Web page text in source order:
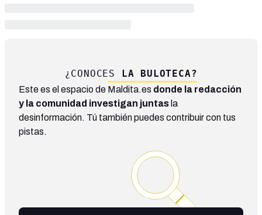
¿CONOCES LA BULOTECA?
Este es el espacio de Maldita.es donde la redacción
y la comunidad investigan juntas la
desinformación. Tú también puedes contribuir con tus
pistas.